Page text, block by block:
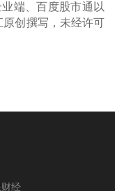
端、百度股市通以
原创撰写，未经许可
经